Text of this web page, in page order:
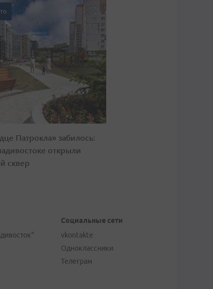
Патрокла» забилось:
открыли
сквер
Социальные сети
vkontakte
Одноклассники
Телеграм